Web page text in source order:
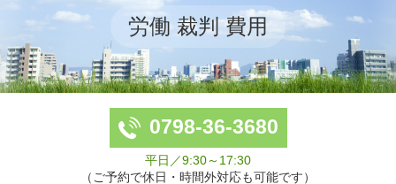
労働 裁判 費用
0798-36-3680
平日／9:30～17:30
（ご予約で休日・時間外対応も可能です）